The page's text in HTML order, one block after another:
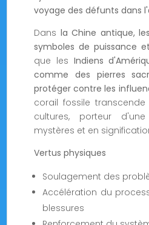
voyage des défunts dans
Dans la Chine antique,
symboles de puissance
que les Indiens
comme des pierres
protéger contre les
corail fossile
cultures, porteur
mystères et en
Vertus physiques
Soulagement des
Accélération du
blessures